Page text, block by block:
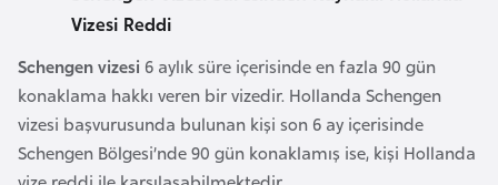
Vizesi Reddi
Schengen vizesi 6 aylık süre içerisinde en fazla 90 gün
konaklama hakkı veren bir vizedir. Hollanda Schengen
vizesi başvurusunda bulunan kişi son 6 ay içerisinde
Schengen Bölgesi’nde 90 gün konaklamış ise, kişi Hollanda
i
n
B